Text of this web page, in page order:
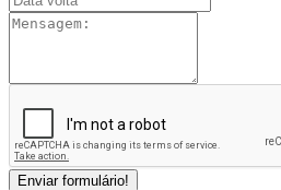
Enviar formulário!